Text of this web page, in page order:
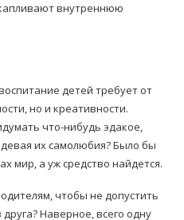
внутреннюю
детей требует от
но и креативности.
что-нибудь эдакое,
их самолюбия? Было бы
мир, а уж средство найдется.
чтобы не допустить
Наверное, всего одну